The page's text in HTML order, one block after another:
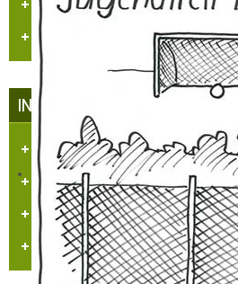
Regionale Presse
INFRASTRUKTUR IN
Kataster/Karten
Handel/Gewerbe
Vereine
Personennahverkehr